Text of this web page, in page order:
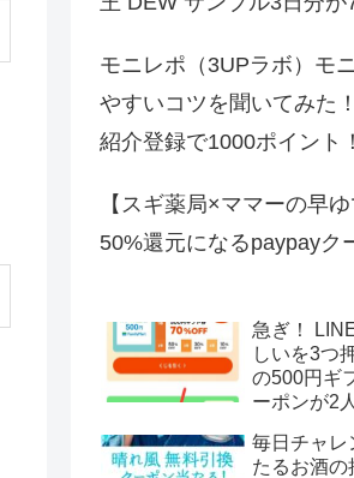
モニレポ（3UPラボ）モ
やすいコツを聞いてみた
紹介登録で1000ポイント！
【スギ薬局×ママーの早ゆ
50%還元になるpaypayク
急ぎ！
しいを3つ
の500円ギ
ーポンが2
毎日チャレ
たるお酒の